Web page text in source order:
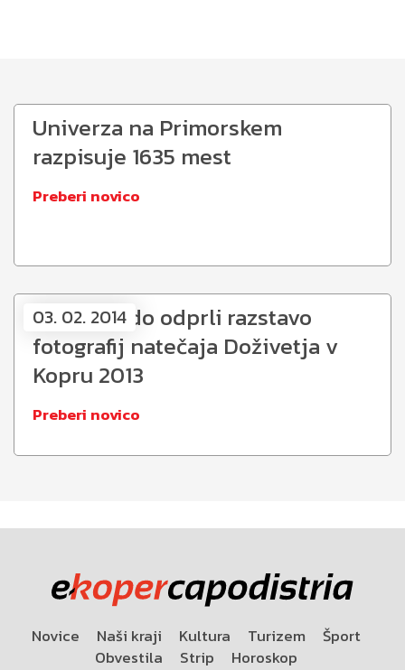
Univerza na Primorskem
razpisuje 1635 mest
Preberi novico
03. 02. 2014
Danes bodo odprli razstavo
fotografij natečaja Doživetja v
Kopru 2013
Preberi novico
Novice Naši kraji Kultura Turizem
Šport
Obvestila
Strip Horoskop